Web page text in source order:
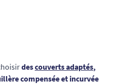
descouverts adaptés,
compensée et incurvée